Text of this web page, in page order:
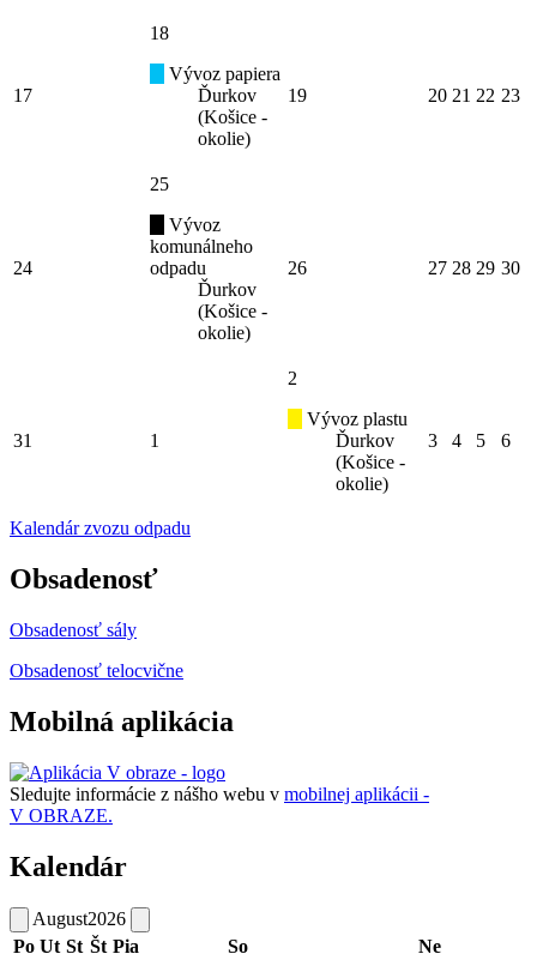
17
18
Vývoz papiera
Ďurkov
(Košice -
okolie)
19 20 21 22 23
24
25
Vývoz
komunálneho
odpadu
Ďurkov
(Košice -
okolie)
26 27 28 29 30
31 1
2
Vývoz plastu
Ďurkov
(Košice -
okolie)
3 4 5 6
Kalendár zvozu odpadu
Obsadenosť
Obsadenosť sály
Obsadenosť telocvične
Mobilná aplikácia
Sledujte informácie z nášho webu v mobilnej aplikácii -
V OBRAZE.
Kalendár
August2026
Po Ut St Št Pia So Ne